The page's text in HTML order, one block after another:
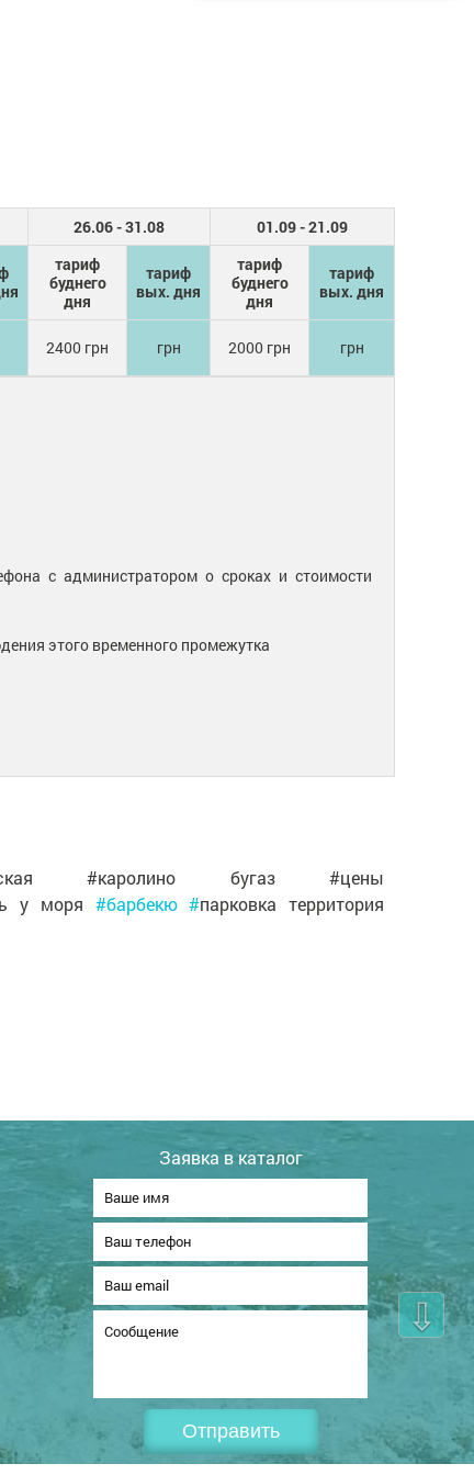
26.06 - 31.08
01.09 - 21.09
тариф
буднего
дня
тариф
вых. дня
тариф
буднего
дня
тариф
вых. дня
2400 грн грн 2000 грн грн
с администратором о сроках и стоимости
этого временного промежутка
#каролино бугаз #цены
у моря #барбекю #парковка территория
Заявка в каталог
Отправить
⇩